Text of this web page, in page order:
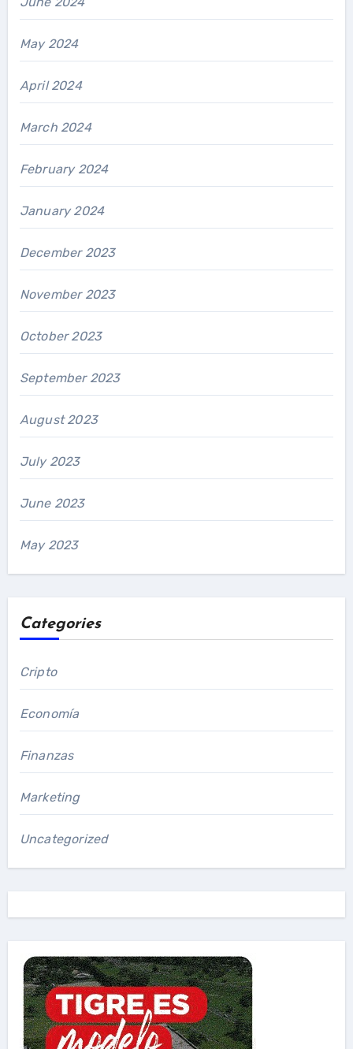
May 2024
April 2024
March 2024
February 2024
January 2024
December 2023
November 2023
October 2023
September 2023
August 2023
July 2023
June 2023
May 2023
Categories
Cripto
Economía
Finanzas
Marketing
Uncategorized